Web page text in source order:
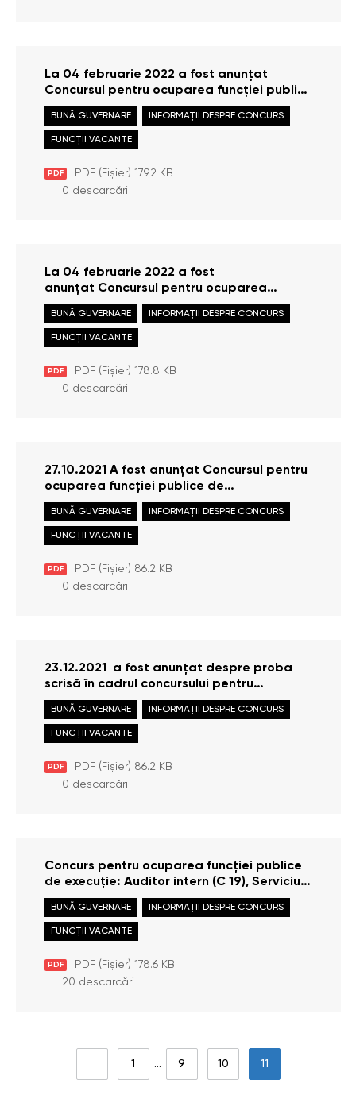
La 04 februarie 2022 a fost anunțat
Concursul pentru ocuparea funcției publice
de execuție Consultant superior
în Reprezentanța Bălți
PDF PDF (Fișier) 179.2 KB
BUNĂ GUVERNARE INFORMAȚII DESPRE CONCURS
FUNCȚII VACANTE
0 descarcări
La 04 februarie 2022 a fost
anunțat Concursul pentru ocuparea
funcției publice de execuție Consultant
superior în Direcția monitorizare și
raportare.
PDF PDF (Fișier) 178.8 KB
BUNĂ GUVERNARE INFORMAȚII DESPRE CONCURS
FUNCȚII VACANTE
0 descarcări
27.10.2021 A fost anunțat Concursul pentru
ocuparea funcției publice de
execuție Auditor intern (C 19), Serviciul
audit intern (funcție vacantă)
(vezi Anunțul)
PDF PDF (Fișier) 86.2 KB
BUNĂ GUVERNARE INFORMAȚII DESPRE CONCURS
FUNCȚII VACANTE
0 descarcări
23.12.2021 a fost anunțat despre proba
scrisă în cadrul concursului pentru
ocuparea funcției publice de execuție
de Auditor intern în cadrul Serviciului audit
intern. (vezi Anunțul)
PDF PDF (Fișier) 86.2 KB
BUNĂ GUVERNARE INFORMAȚII DESPRE CONCURS
FUNCȚII VACANTE
0 descarcări
Concurs pentru ocuparea funcției publice
de execuție: Auditor intern (C 19), Serviciul
audit intern (funcție vacantă)
PDF PDF (Fișier) 178.6 KB
BUNĂ GUVERNARE INFORMAȚII DESPRE CONCURS
FUNCȚII VACANTE
20 descarcări
1 … 9 10 11